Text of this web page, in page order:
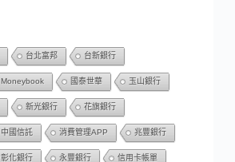
台北富邦 台新銀行
Moneybook 國泰世華 玉山銀行
新光銀行 花旗銀行
中國信託 消費管理APP 兆豐銀行
彰化銀行 永豐銀行 信用卡帳單